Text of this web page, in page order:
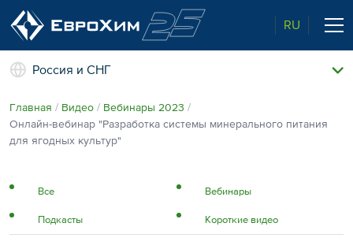
RU
Наши удобрения
О нас
Поддержка и сопровождение
Экологичность
Полевые опыты
Россия и СНГ
Главная Видео
Вебинары 2023
Онлайн-вебинар "Разработка системы минерального питания
для ягодных культур"
Все Вебинары
Подкасты Короткие видео